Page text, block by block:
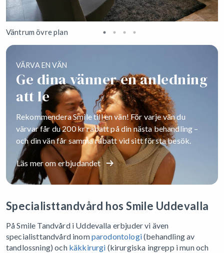
Väntrum övre plan
VÄRVA EN VÄN
Ge dina vänner en anledning
att le
Rekommendera Smile till en vän! För varje vän du
värvar får du 200 kr rabatt på din nästa behandling –
och din vän får samma rabatt vid sitt första besök.
Läs mer om erbjudandet
Specialisttandvård hos Smile Uddevalla
På Smile Tandvård i Uddevalla erbjuder vi även
specialisttandvård inomparodontologi(behandling av
tandlossning) och käkkirurgi (kirurgiska ingrepp i mun och